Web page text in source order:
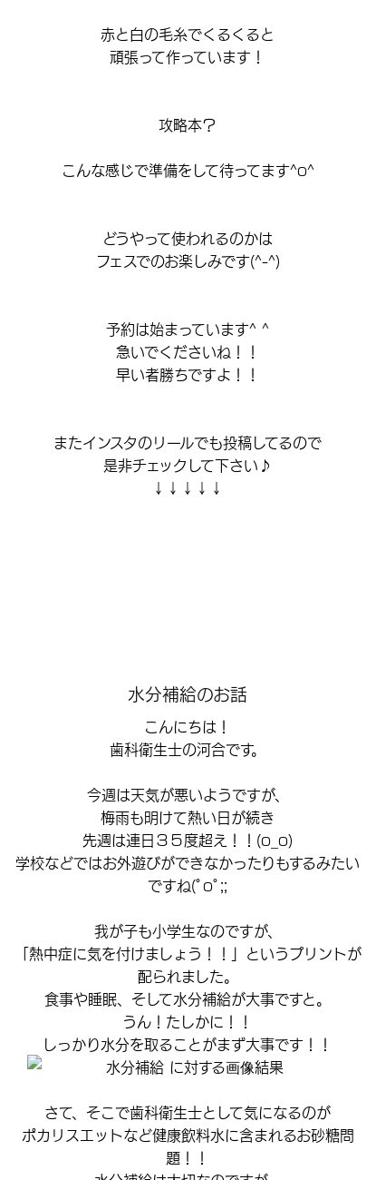
赤と白の毛糸でくるくると
頑張って作っています！
攻略本？
こんな感じで準備をして待ってます^o^
どうやって使われるのかは
フェスでのお楽しみです(^-^)
予約は始まっています^ ^
急いでくださいね！！
早い者勝ちですよ！！
またインスタのリールでも投稿してるので
是非チェックして下さい♪
↓↓↓↓↓
水分補給のお話
こんにちは！
歯科衛生士の河合です。
今週は天気が悪いようですが、
梅雨も明けて熱い日が続き
先週は連日３５度超え！！(o_o)
学校などではお外遊びができなかったりもするみたい
ですね(ﾟoﾟ;;
我が子も小学生なのですが、
「熱中症に気を付けましょう！！」というプリントが
配られました。
食事や睡眠、そして水分補給が大事ですと。
うん！たしかに！！
しっかり水分を取ることがまず大事です！！
さて、そこで歯科衛生士として気になるのが
ポカリスエットなど健康飲料水に含まれるお砂糖問
題！！